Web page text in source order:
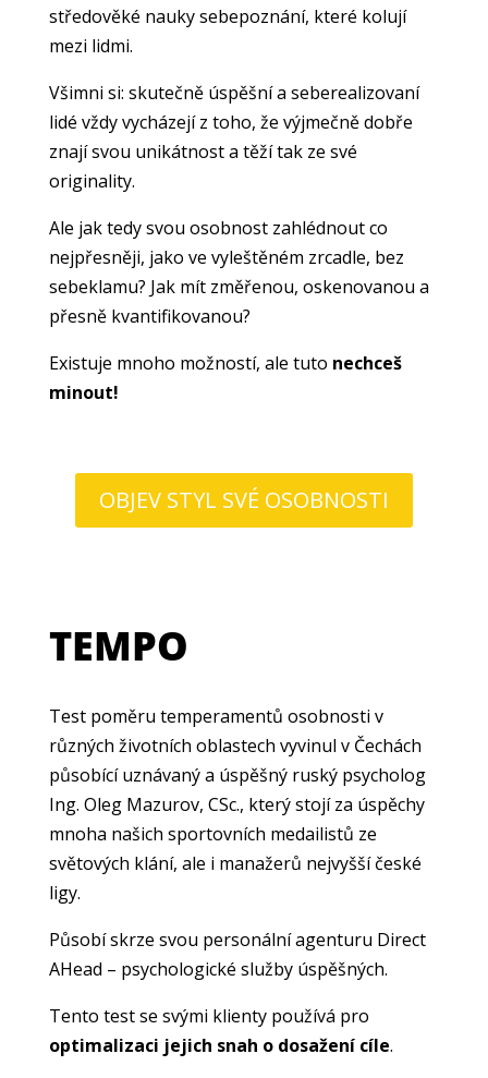
středověké nauky sebepoznání, které kolují
mezi lidmi.
Všimni si: skutečně úspěšní a seberealizovaní
lidé vždy vycházejí z toho, že výjmečně dobře
znají svou unikátnost a těží tak ze své
originality.
Ale jak tedy svou osobnost zahlédnout co
nejpřesněji, jako ve vyleštěném zrcadle, bez
sebeklamu? Jak mít změřenou, oskenovanou a
přesně kvantifikovanou?
Existuje mnoho možností, ale tuto nechceš
minout!
OBJEV STYL SVÉ OSOBNOSTI
TEMPO
Test poměru temperamentů osobnosti v
různých životních oblastech vyvinul v Čechách
působící uznávaný a úspěšný ruský psycholog
Ing. Oleg Mazurov, CSc., který stojí za úspěchy
mnoha našich sportovních medailistů ze
světových klání, ale i manažerů nejvyšší české
ligy.
Působí skrze svou personální agenturu Direct
AHead – psychologické služby úspěšných.
Tento test se svými klienty používá pro
optimalizaci jejich snah o dosažení cíle.